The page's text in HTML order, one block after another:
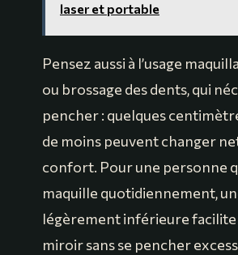
laser et portable
Pensez aussi à l’usage
ou brossage des dents, qui
pencher : quelques
de moins peuvent changer
confort. Pour une personne
maquille quotidiennement,
légèrement inférieure facilite
miroir sans se pencher